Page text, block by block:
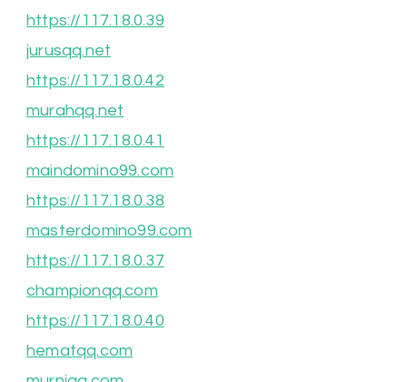
https://117.18.0.39
jurusqq.net
https://117.18.0.42
murahqq.net
https://117.18.0.41
maindomino99.com
https://117.18.0.38
masterdomino99.com
https://117.18.0.37
championqq.com
https://117.18.0.40
hematqq.com